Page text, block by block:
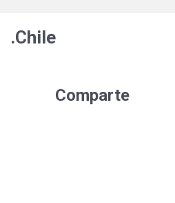
.Chile
Comparte